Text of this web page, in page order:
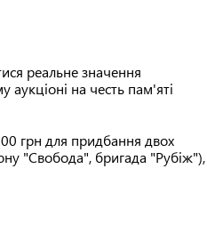
реальне значення
аукціоні на честь пам'яті
грн для придбання двох
"Свобода", бригада "Рубіж"),